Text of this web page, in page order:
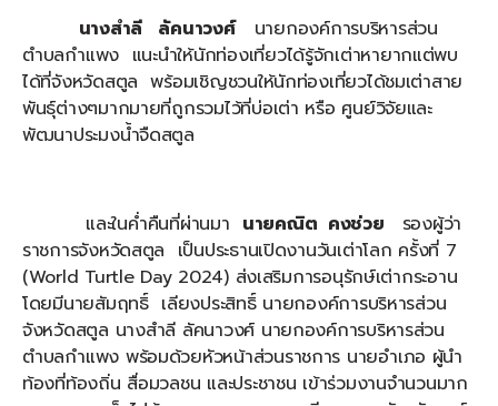
นางสำลี ลัคนาวงศ์นายกองค์การบริหารส่วน
ตำบลกำแพง แนะนำให้นักท่องเที่ยวได้รู้จักเต่าหายากแต่พบ
ได้ที่จังหวัดสตูล พร้อมเชิญชวนให้นักท่องเที่ยวได้ชมเต่าสาย
พันธุ์ต่างๆมากมายที่ถูกรวมไว้ที่บ่อเต่า หรือ ศูนย์วิจัยและ
พัฒนาประมงน้ำจืดสตูล
และในค่ำคืนที่ผ่านมา นายคณิต คงช่วย
รองผู้ว่า
ราชการจังหวัดสตูล เป็นประธานเปิดงานวันเต่าโลก ครั้งที่ 7
(World Turtle Day 2024) ส่งเสริมการอนุรักษ์เต่ากระอาน
โดยมีนายสัมฤทธิ์ เลียงประสิทธิ์ นายกองค์การบริหารส่วน
จังหวัดสตูล นางสำลี ลัคนาวงศ์ นายกองค์การบริหารส่วน
ตำบลกำแพง พร้อมด้วยหัวหน้าส่วนราชการ นายอำเภอ ผู้นำ
ท้องที่ท้องถิ่น สื่อมวลชน และประชาชน เข้าร่วมงานจำนวนมาก